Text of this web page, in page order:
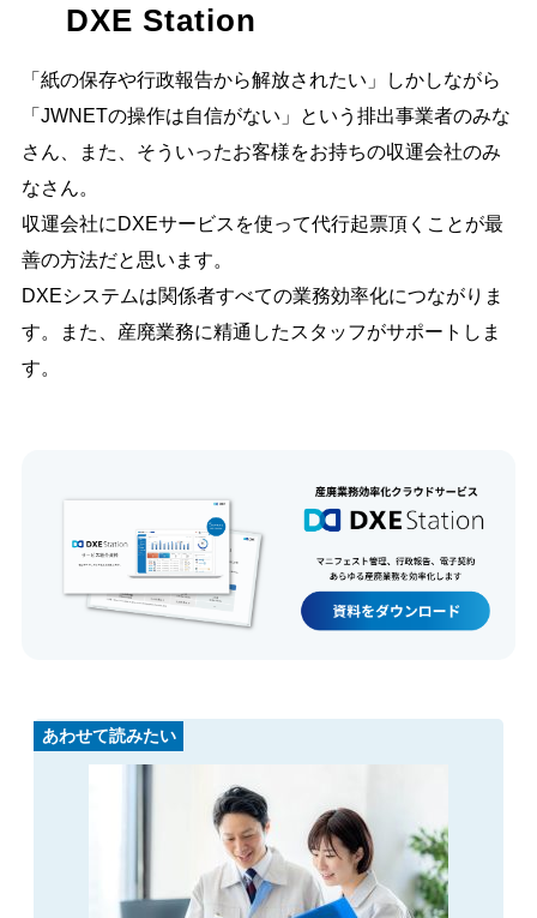
DXE Station
「紙の保存や行政報告から解放されたい」しかしながら
「JWNETの操作は自信がない」という排出事業者のみな
さん、また、そういったお客様をお持ちの収運会社のみ
なさん。
収運会社にDXEサービスを使って代行起票頂くことが最
善の方法だと思います。
DXEシステムは関係者すべての業務効率化につながりま
す。また、産廃業務に精通したスタッフがサポートしま
す。
あわせて読みたい